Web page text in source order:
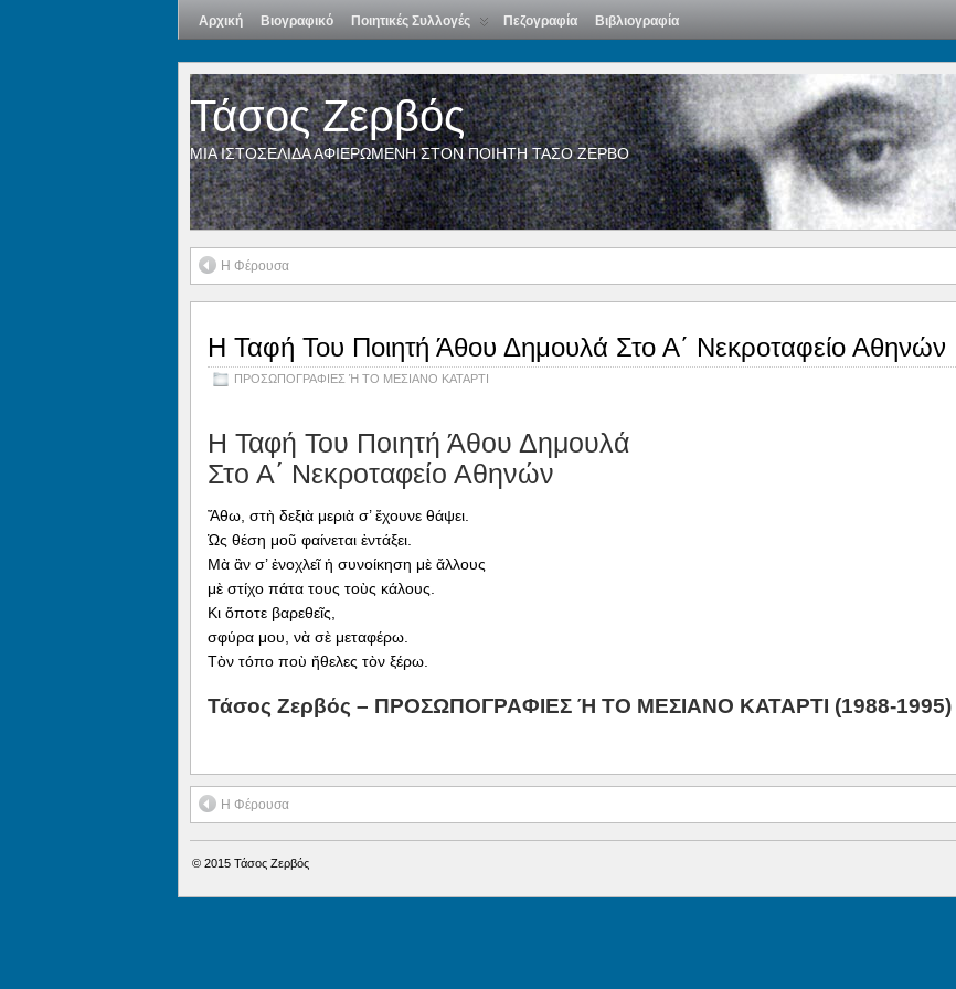
Αρχική Βιογραφικό Ποιητικές Συλλογές Πεζογραφία Βιβλιογραφία
Τάσος Ζερβός
ΜΙΑ ΙΣΤΟΣΕΛΙΔΑ ΑΦΙΕΡΩΜΕΝΗ ΣΤΟΝ ΠΟΙΗΤΗ ΤΑΣΟ ΖΕΡΒΟ
Η Φέρουσα
Η Ταφή Του Ποιητή Άθου Δημουλά Στο Α΄ Νεκροταφείο Αθηνών
ΠΡΟΣΩΠΟΓΡΑΦΙΕΣ Ή ΤΟ ΜΕΣΙΑΝΟ ΚΑΤΑΡΤΙ
Η Ταφή Του Ποιητή Άθου Δημουλά
Στο Α΄ Νεκροταφείο Αθηνών
Ἄθω, στὴ δεξιὰ μεριὰ σ’ ἔχουνε θάψει.
Ὡς θέση μοῦ φαίνεται ἐντάξει.
Μὰ ἂν σ’ ἐνοχλεῖ ἡ συνοίκηση μὲ ἄλλους
μὲ στίχο πάτα τους τοὺς κάλους.
Κι ὅποτε βαρεθεῖς,
σφύρα μου, νὰ σὲ μεταφέρω.
Τὸν τόπο ποὺ ἤθελες τὸν ξέρω.
Τάσος Ζερβός – ΠΡΟΣΩΠΟΓΡΑΦΙΕΣ Ή ΤΟ ΜΕΣΙΑΝΟ ΚΑΤΑΡΤΙ (1988-1995)
Η Φέρουσα
© 2015 Τάσος Ζερβός